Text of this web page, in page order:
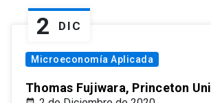
2 DIC
Microeconomía Aplicada
Thomas Fujiwara, Princeton